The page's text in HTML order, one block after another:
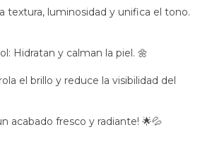
textura, luminosidad y unifica el tono.
Hidratan y calman la piel. 🌼
el brillo y reduce la visibilidad del
acabado fresco y radiante! 🌟💦